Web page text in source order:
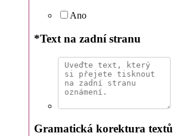
Ano
*Text na zadní stranu
Gramatická korektura textů